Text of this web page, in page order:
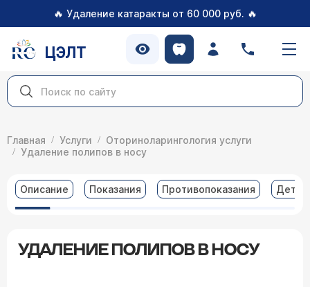
🔥 Удаление катаракты от 60 000 руб. 🔥
ЦЭЛТ
Главная Услуги
Оториноларингология услуги
Удаление полипов в носу
Описание Показания Противопоказания
УДАЛЕНИЕ ПОЛИПОВ В НОСУ